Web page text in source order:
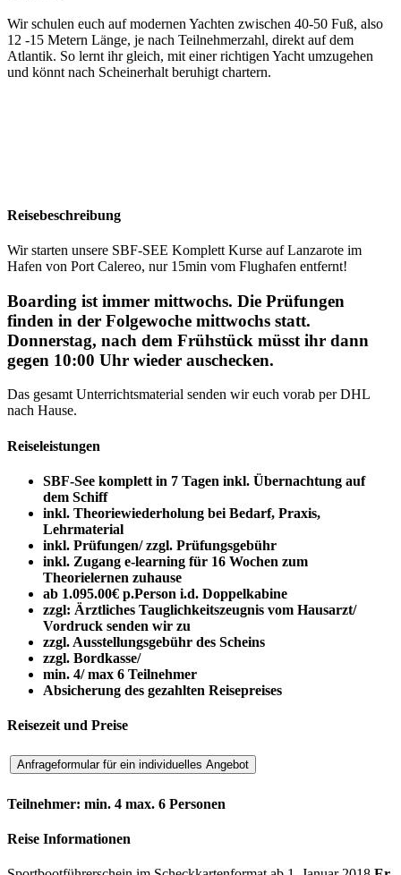
Wir schulen euch auf modernen Yachten zwischen 40-50 Fuß, also
12 -15 Metern Länge, je nach Teilnehmerzahl, direkt auf dem
Atlantik. So lernt ihr gleich, mit einer richtigen Yacht umzugehen
und könnt nach Scheinerhalt beruhigt chartern.
Reisebeschreibung
Wir starten unsere SBF-SEE Komplett Kurse auf Lanzarote im
Hafen von Port Calereo, nur 15min vom Flughafen entfernt!
Boarding ist immer mittwochs. Die Prüfungen
finden in der Folgewoche mittwochs statt.
Donnerstag, nach dem Frühstück müsst ihr dann
gegen 10:00 Uhr wieder auschecken.
Das gesamt Unterrichtsmaterial senden wir euch vorab per DHL
nach Hause.
Reiseleistungen
SBF-See komplett in 7 Tagen inkl. Übernachtung auf
dem Schiff
inkl. Theoriewiederholung bei Bedarf, Praxis,
Lehrmaterial
inkl. Prüfungen/ zzgl. Prüfungsgebühr
inkl. Zugang e-learning für 16 Wochen zum
Theorielernen zuhause
ab 1.095.00€ p.Person i.d. Doppelkabine
zzgl: Ärztliches Tauglichkeitszeugnis vom Hausarzt/
Vordruck senden wir zu
zzgl. Ausstellungsgebühr des Scheins
zzgl. Bordkasse/
min. 4/ max 6 Teilnehmer
Absicherung des gezahlten Reisepreises
Reisezeit und Preise
Teilnehmer: min. 4 max. 6 Personen
Reise Informationen